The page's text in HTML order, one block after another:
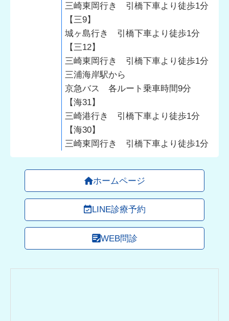
三崎東岡行き 引橋下車より徒歩1分
【三9】
城ヶ島行き 引橋下車より徒歩1分
【三12】
三崎東岡行き 引橋下車より徒歩1分
三浦海岸駅から
京急バス 各ルート乗車時間9分
【海31】
三崎港行き 引橋下車より徒歩1分
【海30】
三崎東岡行き 引橋下車より徒歩1分
ホームページ
LINE診療予約
WEB問診